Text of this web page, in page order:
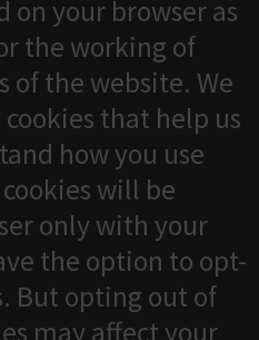
on your browser as
the working of
of the website. We
that help us
how you use
will be
only with your
the option to opt-
But opting out of
may affect your